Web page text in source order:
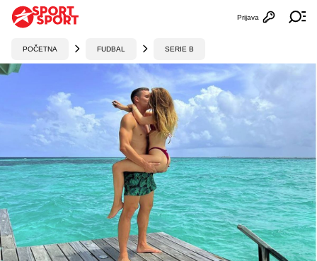
Otvori
Prijava
POČETNA FUDBAL SERIE B